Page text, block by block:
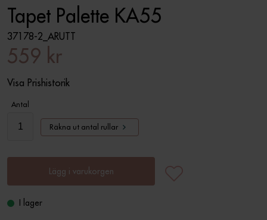
Tapet Palette KA55
37178-2_ARUTT
559 kr
Visa Prishistorik
Antal
Räkna ut antal rullar
Lägg i varukorgen
I lager